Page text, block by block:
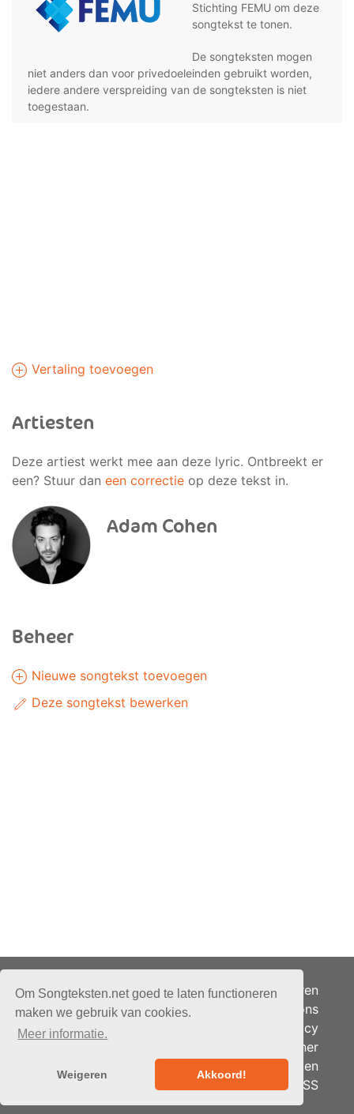
Om Songteksten.net goed te laten functioneren
maken we gebruik van cookies.
Meer informatie.
Weigeren Akkoord!
Stichting FEMU om deze
songtekst te tonen.
De songteksten mogen
niet anders dan voor privedoeleinden gebruikt worden,
iedere andere verspreiding van de songteksten is niet
toegestaan.
Vertaling toevoegen
Artiesten
Deze artiest werkt mee aan deze lyric. Ontbreekt er
een? Stuur dan een correctie op deze tekst in.
Adam Cohen
Beheer
Nieuwe songtekst toevoegen
Deze songtekst bewerken
Alle rechten voorbehouden.
bandhosting.nl
Adverteren
Over ons
Je privacy
Partner
Berichten
RSS